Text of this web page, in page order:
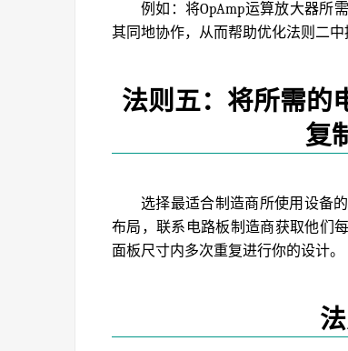
例如：将OpAmp运算放大器所
其同地协作，从而帮助优化法则二
法则五：将所需的
复
选择最适合制造商所使用设备
布局，联系电路板制造商获取他们
面板尺寸内多次重复进行你的设计。